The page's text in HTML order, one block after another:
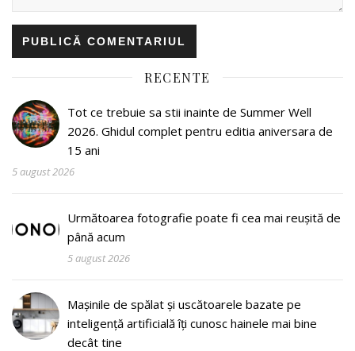
RECENTE
Tot ce trebuie sa stii inainte de Summer Well
2026. Ghidul complet pentru editia aniversara de
15 ani
5 august 2026
Următoarea fotografie poate fi cea mai reușită de
până acum
5 august 2026
Mașinile de spălat și uscătoarele bazate pe
inteligență artificială îți cunosc hainele mai bine
decât tine